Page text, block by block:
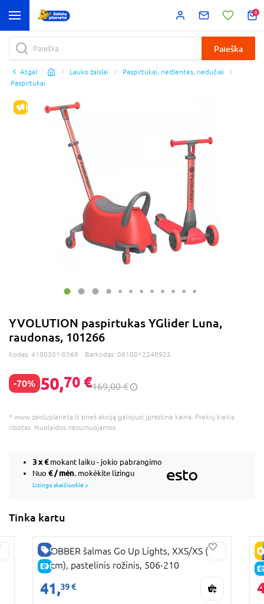
0
Paieška
Atgal Lauko žaislai
Paspirtukai, riedlentės, riedučiai
Paspirtukai
IŠPARDAVIMAS
YVOLUTION paspirtukas YGlider Luna,
raudonas, 101266
Kodas: 4100301-0369 Barkodas: 0810012240925
-70% 50,70 €169,00 €
* www.zaisluplaneta.lt prieš akciją galiojusi įprastinė kaina. Prekių kiekis
ribotas. Nuolaidos nesumuojamos.
3 x€mokant laiku - jokio pabrangimo
Nuo € / mėn. mokėkite lizingu
Lizingo skaičiuoklė >
Tinka kartu
GERA KAINA
E-KAINA
GLOBBER šalmas Go Up Lights, XXS/XS (45-
51cm), pastelinis rožinis, 506-210
41,39 €